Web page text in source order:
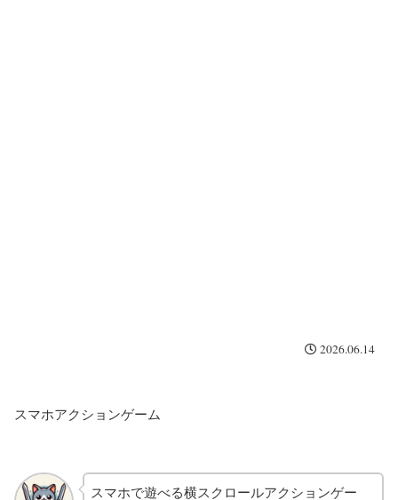
2026.06.14
スマホアクションゲーム
スマホで遊べる横スクロールアクションゲー